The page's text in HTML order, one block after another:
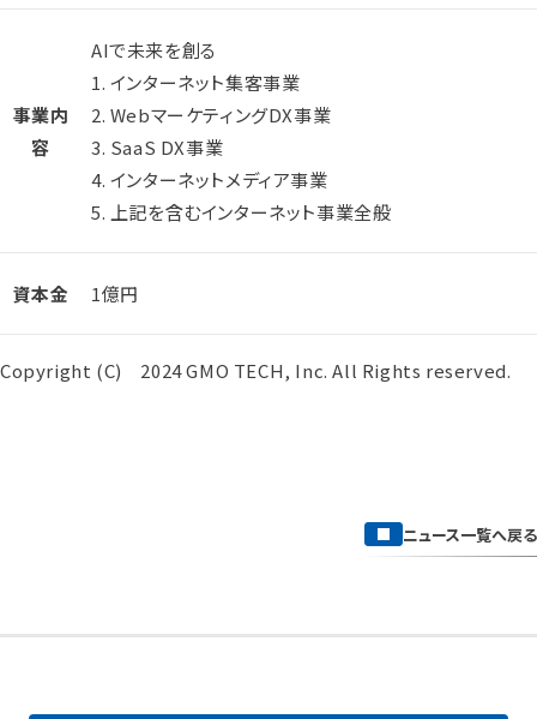
事業内
容
AIで未来を創る
1. インターネット集客事業
2. WebマーケティングDX事業
3. SaaS DX事業
4. インターネットメディア事業
5. 上記を含むインターネット事業全般
資本金 1億円
Copyright (C) 2024 GMO TECH, Inc. All Rights reserved.
ニュース一覧へ戻る